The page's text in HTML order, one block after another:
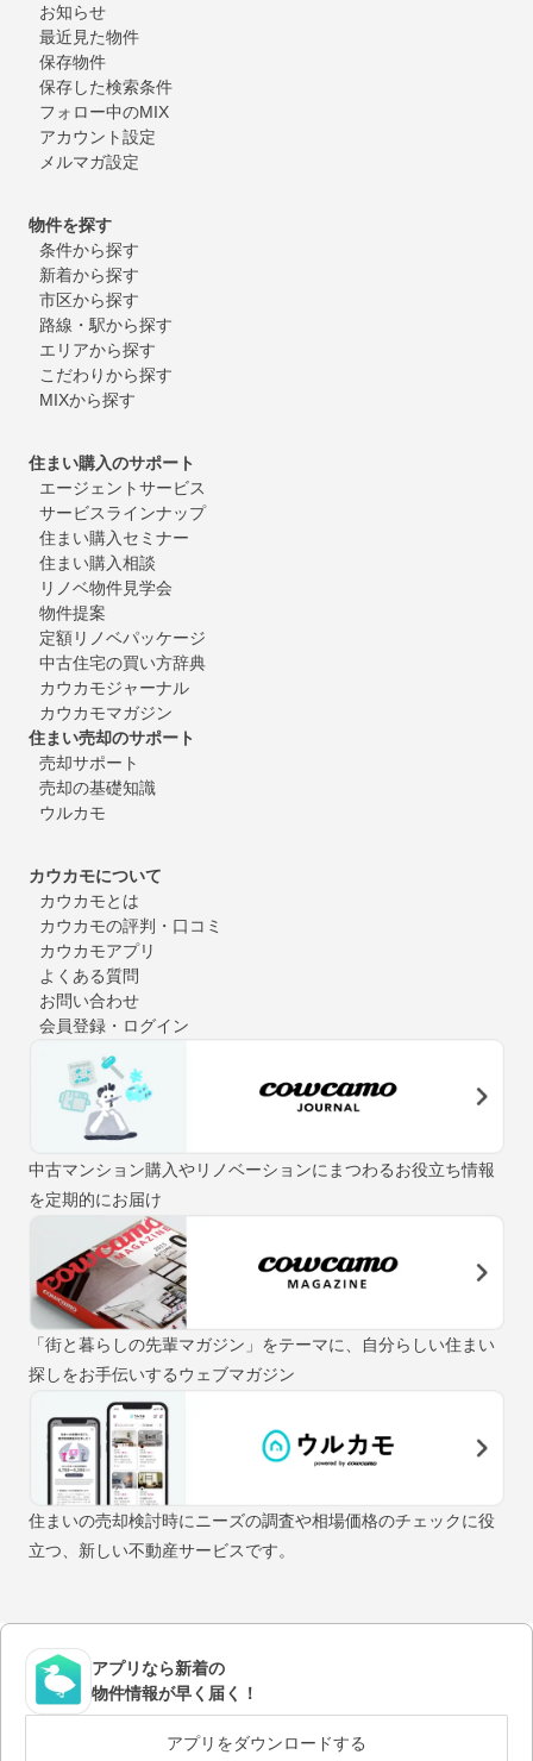
お知らせ
最近見た物件
保存物件
保存した検索条件
フォロー中のMIX
アカウント設定
メルマガ設定
物件を探す
条件から探す
新着から探す
市区から探す
路線・駅から探す
エリアから探す
こだわりから探す
MIXから探す
住まい購入のサポート
エージェントサービス
サービスラインナップ
住まい購入セミナー
住まい購入相談
リノベ物件見学会
物件提案
定額リノベパッケージ
中古住宅の買い方辞典
カウカモジャーナル
カウカモマガジン
住まい売却のサポート
売却サポート
売却の基礎知識
ウルカモ
カウカモについて
カウカモとは
カウカモの評判・口コミ
カウカモアプリ
よくある質問
お問い合わせ
会員登録・ログイン
中古マンション購入やリノベーションにまつわるお役立ち情報
を定期的にお届け
「街と暮らしの先輩マガジン」をテーマに、自分らしい住まい
探しをお手伝いするウェブマガジン
住まいの売却検討時にニーズの調査や相場価格のチェックに役
立つ、新しい不動産サービスです。
アプリなら新着の
物件情報が早く届く！
アプリをダウンロードする